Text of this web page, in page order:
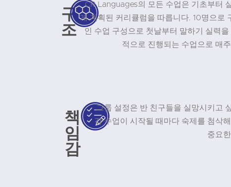
구
조
CR Languages의 모든 수업은 기초부터
게 계획된 커리큘럼을 따릅니다. 10명으로
인 수업 구성으로 첫날부터 말하기 실력을
적으로 진행되는 수업으로 매
책
임
감
그룹 설정은 반 친구들을 실망시키고
각 수업이 시작될 때마다 숙제를 첨삭
중요